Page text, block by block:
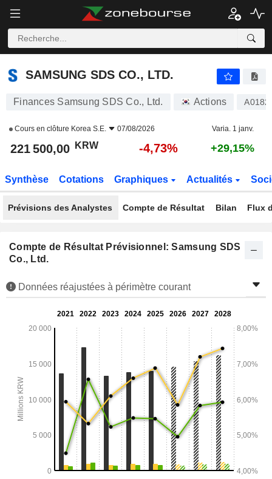
SAMSUNG SDS CO., LTD.
SAMSUNG SDS CO., LTD.
Finances Samsung SDS Co., Ltd. Actions
Cours en clôture Korea S.E. 07/08/2026 Varia. 1 janv.
221 500,00 KRW -4,73% +29,15%
Synthèse Cotations Graphiques Actualités
Prévisions des Analystes Compte de Résultat Bilan Flux
Compte de Résultat Prévisionnel: Samsung SDS
Co., Ltd.
Données réajustées à périmètre courant